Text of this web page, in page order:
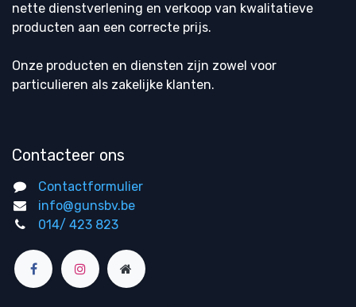
nette dienstverlening en verkoop van kwalitatieve
producten aan een correcte prijs.
Onze producten en diensten zijn zowel voor
particulieren als zakelijke klanten.
Contacteer ons
Contactformulier
info@gunsbv.be
014/ 423 823